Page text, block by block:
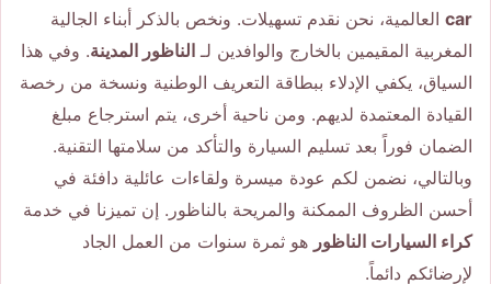
car العالمية، نحن نقدم تسهيلات. ونخص بالذكر أبناء الجالية
المغربية المقيمين بالخارج والوافدين لـ الناظور المدينة. وفي هذا
السياق، يكفي الإدلاء ببطاقة التعريف الوطنية ونسخة من رخصة
القيادة المعتمدة لديهم. ومن ناحية أخرى، يتم استرجاع مبلغ
الضمان فوراً بعد تسليم السيارة والتأكد من سلامتها التقنية.
وبالتالي، نضمن لكم عودة ميسرة ولقاءات عائلية دافئة في
أحسن الظروف الممكنة والمريحة بالناظور. إن تميزنا في خدمة
كراء السيارات الناظور هو ثمرة سنوات من العمل الجاد
لإرضائكم دائماً.